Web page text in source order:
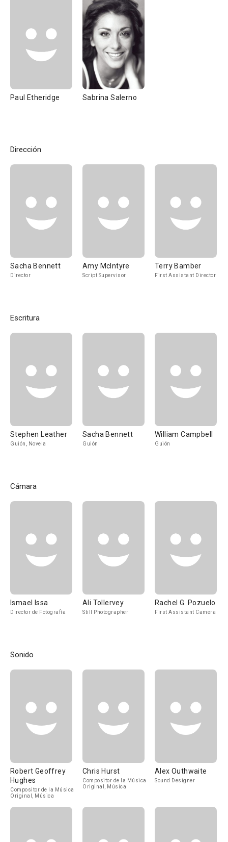
Paul Etheridge Sabrina Salerno
Dirección
Sacha Bennett
Director
Amy McIntyre
Script Supervisor
Terry Bamber
First Assistant Director
Escritura
Stephen Leather
Guión, Novela
Sacha Bennett
Guión
William Campbell
Guión
Cámara
Ismael Issa
Director de Fotografía
Ali Tollervey
Still Photographer
Rachel G. Pozuelo
First Assistant Camera
Sonido
Robert Geoffrey
Hughes
Compositor de la Música
Original, Música
Chris Hurst
Compositor de la Música
Original, Música
Alex Outhwaite
Sound Designer